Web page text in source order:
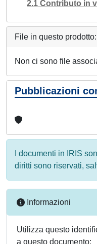
2.1 Contributo in
File in questo prodotto:
Non ci sono file
Pubblicazioni
I documenti in IRIS
diritti sono riservati,
Informazioni
Utilizza questo
a questo documento: